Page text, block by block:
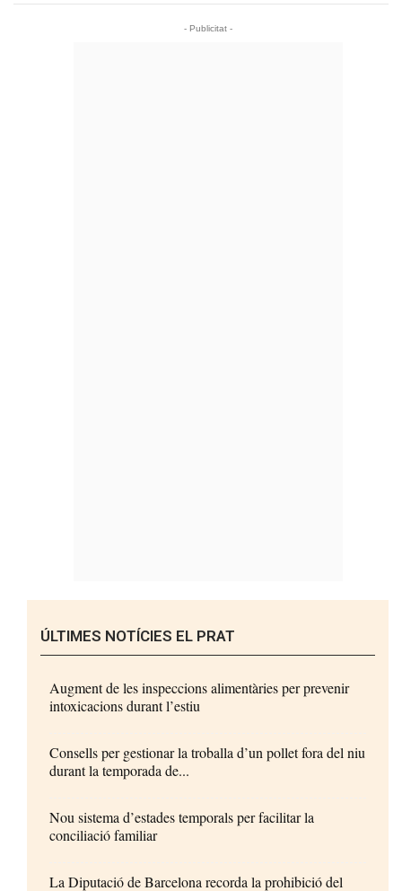
- Publicitat -
ÚLTIMES NOTÍCIES EL PRAT
Augment de les inspeccions alimentàries per prevenir
intoxicacions durant l’estiu
Consells per gestionar la troballa d’un pollet fora del niu
durant la temporada de...
Nou sistema d’estades temporals per facilitar la
conciliació familiar
La Diputació de Barcelona recorda la prohibició del